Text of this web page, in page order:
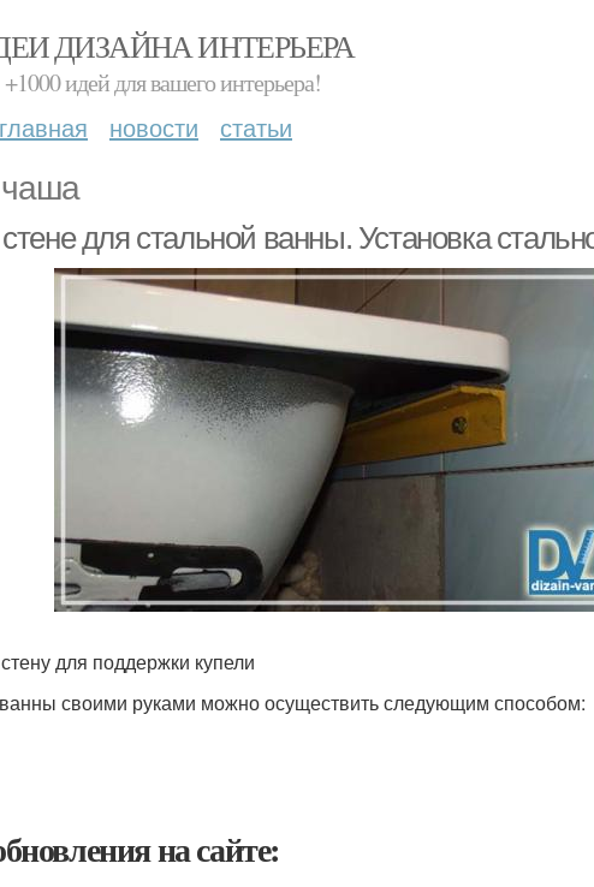
ДИЗАЙНА ИНТЕРЬЕРА
+1000 идей для вашего интерьера!
главная новости статьи
для стальной ванны. Установка
для поддержки купели
своими руками можно осуществить следующим способом:
на сайте: